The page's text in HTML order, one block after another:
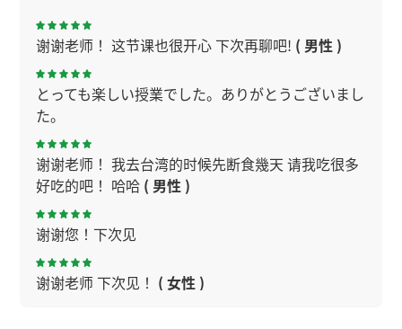
谢谢老师！ 这节课也很开心 下次再聊吧! ( 男性 )
とっても楽しい授業でした。ありがとうございまし
た。
谢谢老师！ 我去台湾的时候先断食幾天 请我吃很多
好吃的吧！ 哈哈 ( 男性 )
谢谢您！下次见
谢谢老师 下次见！ ( 女性 )